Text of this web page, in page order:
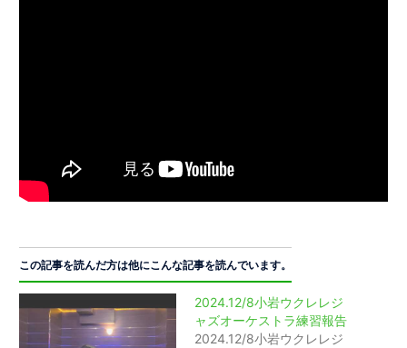
この記事を読んだ方は他にこんな記事を読んでいます。
2024.12/8小岩ウクレレジ
ャズオーケストラ練習報告
2024.12/8小岩ウクレレジ